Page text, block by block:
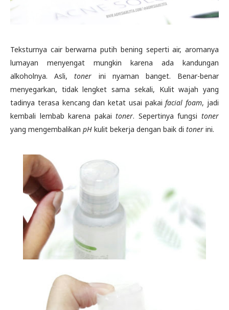
Teksturnya cair berwarna putih bening seperti air, aromanya
lumayan menyengat mungkin karena ada kandungan
alkoholnya. Asli,toner ini nyaman banget. Benar-benar
menyegarkan, tidak lengket sama sekali, Kulit wajah yang
tadinya terasa kencang dan ketat usai pakaifacial foam, jadi
kembali lembab karena pakaitoner. Sepertinya fungsitoner
yang mengembalikan pH kulit bekerja dengan baik di toner ini.